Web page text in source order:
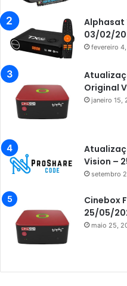
Azamerica
Azamerica
Azamerica
Azamerica
Azamerica
Azamerica
Azamerica
Azamerica
Azamerica
Azamerica
Alphasat
03/02/
fevereiro
Original
janeiro 15,
Vision –
setembro
Cinebox
25/05/
maio 25,